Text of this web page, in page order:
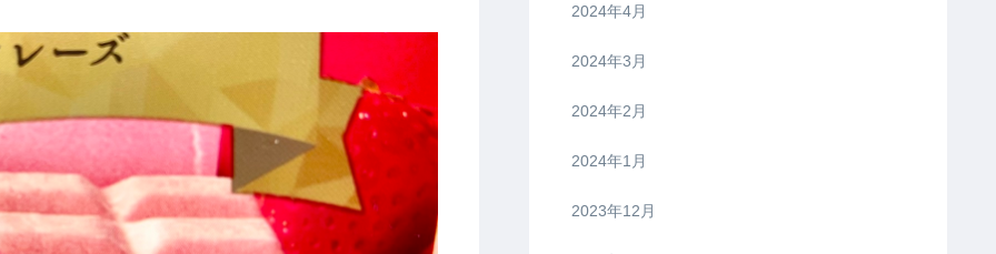
2024年4月
2024年3月
2024年2月
2024年1月
2023年12月